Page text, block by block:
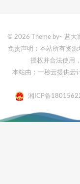
© 2026 Theme by- 蓝大
免责声明：本站所有资
授权并合法使用
本站由：一秒云提供云
湘ICP备